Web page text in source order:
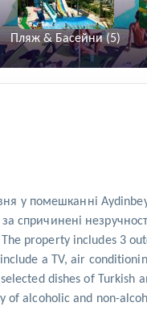
Пляж & Басейни (5)
у помешканні
property includes 3
a TV, air
dishes of
of alcoholic and non-